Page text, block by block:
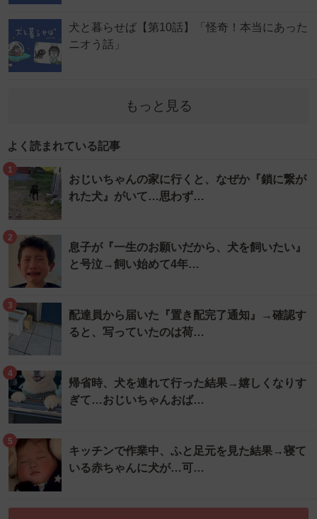
犬と暮らせば【第10話】「怪奇！本当にあった
ニオう話」
もっと見る
よく読まれている記事
1
おじいちゃんの家に行くと、なぜか『鎖に繋が
れた犬』がいて…思わず…
2
息子が『一生のお願いだから、犬を飼いたい』
と号泣→飼い始めて4年…
3
配達員から届いた『置き配完了通知』→確認す
ると、写っていたのは荷…
4
帰省時、犬を連れて行った結果→嬉しくなりす
ぎて…おじいちゃんおば…
5
キッチンで作業中、ふと足元を見た結果→寝て
いる赤ちゃんに犬が…可…